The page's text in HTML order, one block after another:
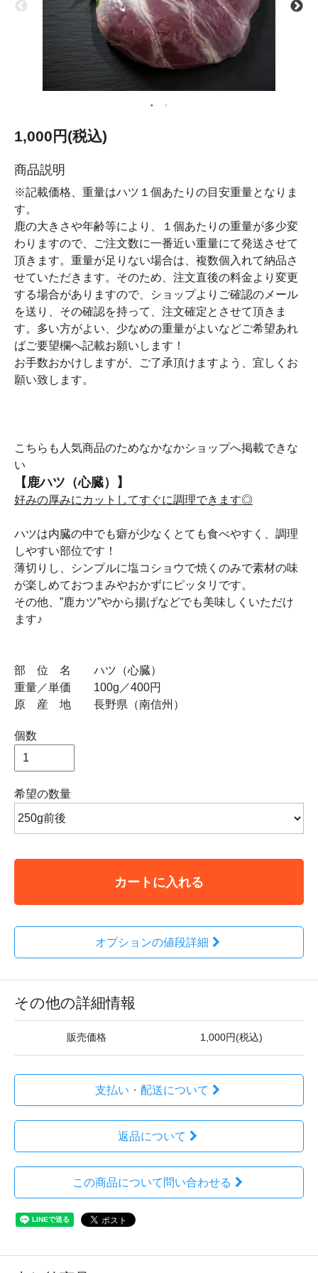
1,000円(税込)
商品説明
※記載価格、重量はハツ１個あたりの目安重量となりま
す。
鹿の大きさや年齢等により、１個あたりの重量が多少変
わりますので、ご注文数に一番近い重量にて発送させて
頂きます。重量が足りない場合は、複数個入れて納品さ
せていただきます。そのため、注文直後の料金より変更
する場合がありますので、ショップよりご確認のメール
を送り、その確認を持って、注文確定とさせて頂きま
す。多い方がよい、少なめの重量がよいなどご希望あれ
ばご要望欄へ記載お願いします！
お手数おかけしますが、ご了承頂けますよう、宜しくお
願い致します。
こちらも人気商品のためなかなかショップへ掲載できな
い
【鹿ハツ（心臓）】
好みの厚みにカットしてすぐに調理できます◎
ハツは内臓の中でも癖が少なくとても食べやすく、調理
しやすい部位です！
薄切りし、シンプルに塩コショウで焼くのみで素材の味
が楽しめておつまみやおかずにピッタリです。
その他、”鹿カツ”やから揚げなどでも美味しくいただけ
ます♪
部 位 名 ハツ（心臓）
重量／単価 100g／400円
原 産 地 長野県（南信州）
個数
希望の数量
カートに入れる
オプションの値段詳細
その他の詳細情報
販売価格 1,000円(税込)
支払い・配送について
返品について
この商品について問い合わせる